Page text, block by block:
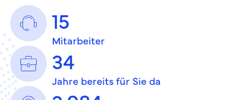
15
Mitarbeiter
34
Jahre bereits für Sie da